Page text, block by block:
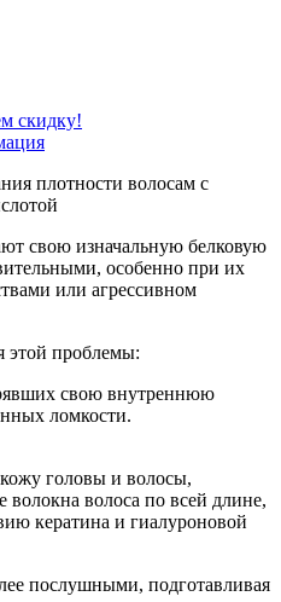
скидку!
плотности волосам с
свою изначальную белковую
особенно при их
или агрессивном
этой проблемы:
свою внутреннюю
ломкости.
головы и волосы,
волокна волоса по всей длине,
кератина и гиалуроновой
послушными, подготавливая